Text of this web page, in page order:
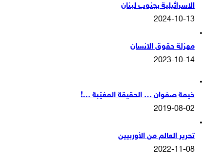
الاسرائيلية بجنوب لبنان
2024-10-13
مهزلة حقوق الانسان
2023-10-14
خيمة صفوان … الحقيقة المغيّبة …!
2019-08-02
تحرير العالم من الأوربيين
2022-11-08